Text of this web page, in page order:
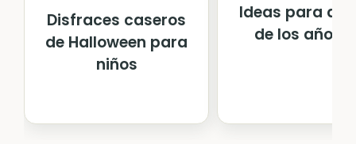
Disfraces caseros
de Halloween para
niños
Ideas para
de los años